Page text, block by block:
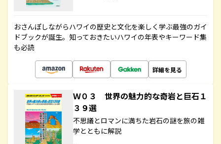
おさんぽしながらハワイの歴史と文化を楽しく学ぶ最強のガイ
ドブックが誕生。知っておきたいハワイの年表やキーワード集
も必読
詳細を見る
Ｗ０３ 世界の魅力的な奇岩と巨石１
３９選
不思議とロマンに満ちた岩石の謎を旅の雑
学とともに解説